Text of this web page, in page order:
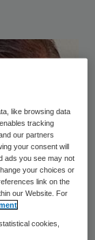
rapport is
like browsing data
tracking
our partners
your consent will
ads you see may not
your choices or
link on the
our Website. For
cookies,